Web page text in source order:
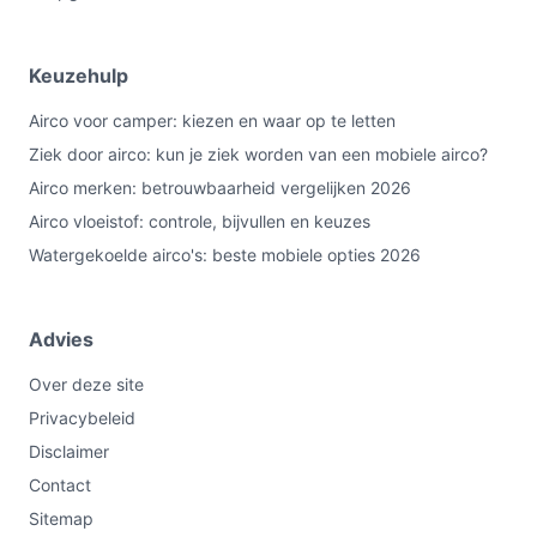
flexibiliteit wilt. Belangrijkste check: controleer of 9000
BTU en het vermelde vermogen passen bij jouw ruimte
en installatiewensen.
Bekijk varianten en actuele prijzen op
debestemobieleairco.nl voordat je kiest.
Keuzehulp
Airco voor camper: kiezen en waar op te letten
Ziek door airco: kun je ziek worden van een mobiele airco?
Airco merken: betrouwbaarheid vergelijken 2026
Airco vloeistof: controle, bijvullen en keuzes
Watergekoelde airco's: beste mobiele opties 2026
Advies
Over deze site
Privacybeleid
Disclaimer
Contact
Sitemap